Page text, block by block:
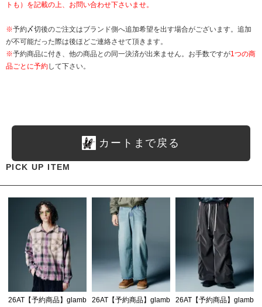
トも）を記載の上、お問い合わせ下さいませ。
※予約〆切後のご注文はブランド側へ追加希望を出す場合がございます。追加
が不可能だった際は後ほどご連絡させて頂きます。
※予約商品に付き、他の商品との同一決済が出来ません。お手数ですが1つの商
品ごとに予約して下さい。
カートまで戻る
PICK UP ITEM
26AT【予約商品】glamb
26AT【予約商品】glamb
26AT【予約商品】glamb